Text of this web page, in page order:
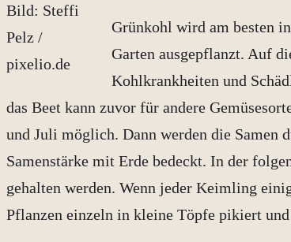
Bild: Steffi
Pelz /
pixelio.de
Grünkohl wird am besten
Garten ausgepflanzt. Auf
Kohlkrankheiten und
das Beet kann zuvor für andere
und Juli möglich. Dann werden die Samen
Samenstärke mit Erde bedeckt. In der
gehalten werden. Wenn jeder Keimling
Pflanzen einzeln in kleine Töpfe pikiert